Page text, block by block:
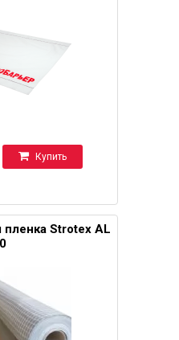
Купить
пленка Strotex AL